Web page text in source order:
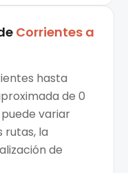
Corrientes a
hasta
de 0
variar
rutas, la
de